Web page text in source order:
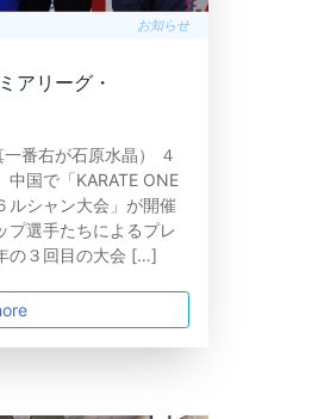
お知らせ
アリーグ・
番右が石原水晶） ４
中国で「KARATE ONE
ルシャン大会」が開催
プ選手たちによるプレ
の３回目の大会 […]